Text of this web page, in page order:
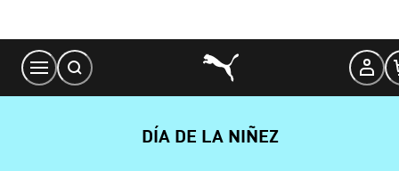
Content
DÍA DE LA NIÑEZ